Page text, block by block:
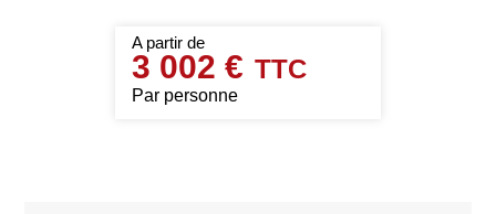
3 002 €
Par personne